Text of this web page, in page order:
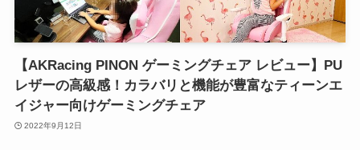
【AKRacing PINON ゲーミングチェア レビュー】PU
レザーの高級感！カラバリと機能が豊富なティーンエ
イジャー向けゲーミングチェア
2022年9月12日